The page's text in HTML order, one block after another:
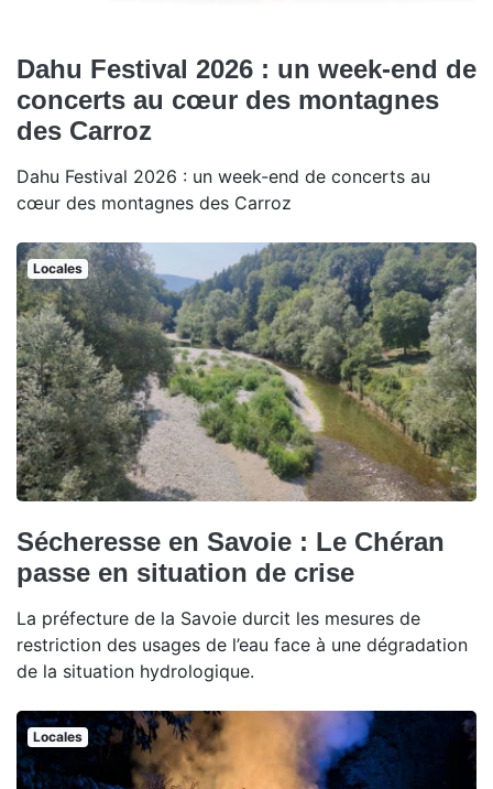
Dahu Festival 2026 : un week-end de
concerts au cœur des montagnes
des Carroz
Dahu Festival 2026 : un week-end de concerts au
cœur des montagnes des Carroz
Locales
Sécheresse en Savoie : Le Chéran
passe en situation de crise
La préfecture de la Savoie durcit les mesures de
restriction des usages de l’eau face à une dégradation
de la situation hydrologique.
Locales